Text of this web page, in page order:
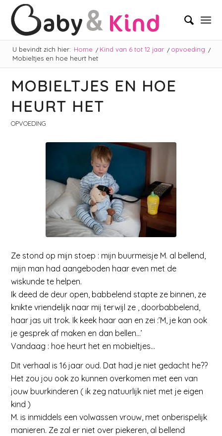
U bevindt zich hier: Home / Kind van 6 tot 12 jaar / opvoeding /
Mobieltjes en hoe heurt het
MOBIELTJES EN HOE
HEURT HET
OPVOEDING
Ze stond op mijn stoep : mijn buurmeisje M. al bellend,
mijn man had aangeboden haar even met de
wiskunde te helpen.
Ik deed de deur open, babbelend stapte ze binnen, ze
knikte vriendelijk naar mij terwijl ze , doorbabbelend,
haar jas uit trok. Ik keek haar aan en zei :’M, je kan ook
je gesprek af maken en dan bellen…’
Vandaag : hoe heurt het en mobieltjes…
Dit verhaal is 16 jaar oud. Dat had je niet gedacht he??
Het zou jou ook zo kunnen overkomen met een van
jouw buurkinderen ( ik zeg natuurlijk niet met je eigen
kind )
M. is inmiddels een volwassen vrouw, met onberispelijk
manieren. Ze zal er niet over piekeren, al bellend